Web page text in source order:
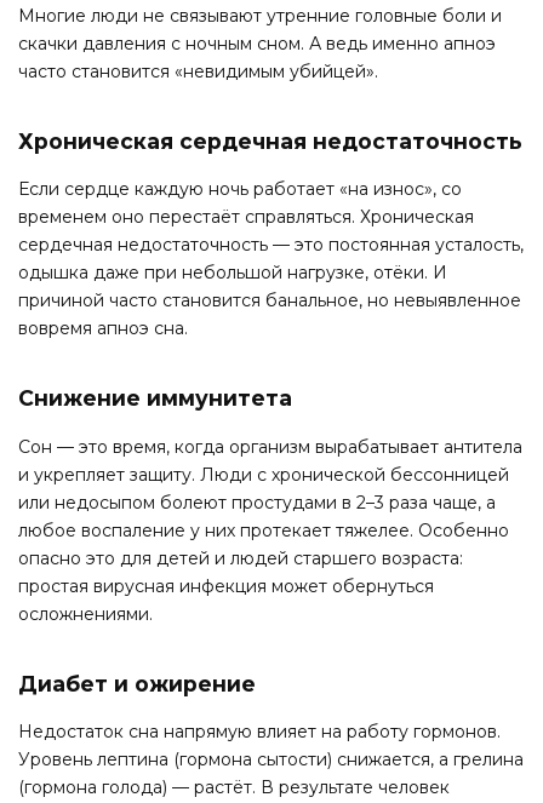
Многие люди не связывают утренние головные боли и
скачки давления с ночным сном. А ведь именно апноэ
часто становится «невидимым убийцей».
Хроническая сердечная недостаточность
Если сердце каждую ночь работает «на износ», со
временем оно перестаёт справляться. Хроническая
сердечная недостаточность — это постоянная усталость,
одышка даже при небольшой нагрузке, отёки. И
причиной часто становится банальное, но невыявленное
вовремя апноэ сна.
Снижение иммунитета
Сон — это время, когда организм вырабатывает антитела
и укрепляет защиту. Люди с хронической бессонницей
или недосыпом болеют простудами в 2–3 раза чаще, а
любое воспаление у них протекает тяжелее. Особенно
опасно это для детей и людей старшего возраста:
простая вирусная инфекция может обернуться
осложнениями.
Диабет и ожирение
Недостаток сна напрямую влияет на работу гормонов.
Уровень лептина (гормона сытости) снижается, а грелина
(гормона голода) — растёт. В результате человек